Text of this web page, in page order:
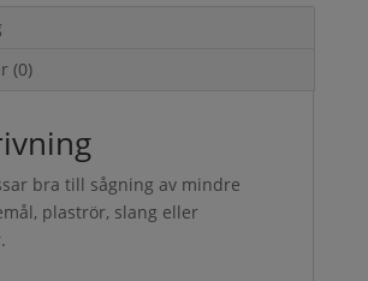
(0)
bra till sågning av mindre
plaströr, slang eller